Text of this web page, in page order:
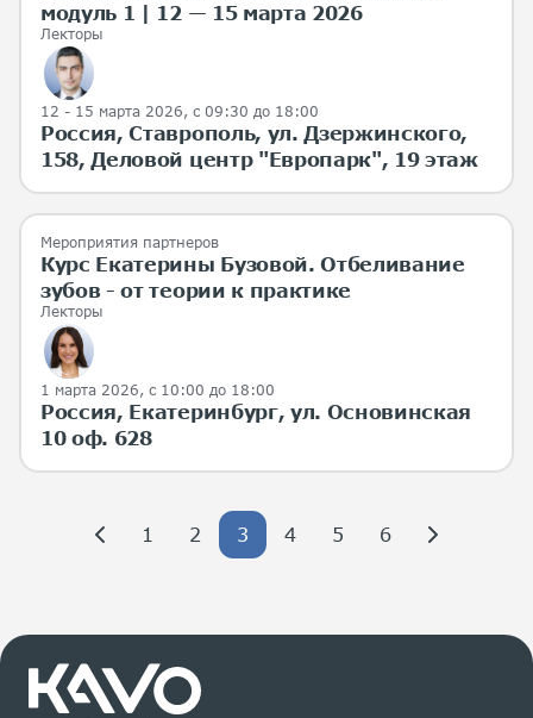
модуль 1 | 12 — 15 марта 2026
Лекторы
12 - 15 марта 2026, с 09:30 до 18:00
Россия, Ставрополь, ул. Дзержинского,
158, Деловой центр "Европарк", 19 этаж
Мероприятия партнеров
Курс Екатерины Бузовой. Отбеливание
зубов - от теории к практике
Лекторы
1 марта 2026, с 10:00 до 18:00
Россия, Екатеринбург, ул. Основинская
10 оф. 628
1 2 3 4 5 6